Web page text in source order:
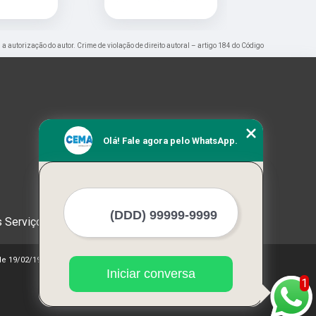
autorização do autor. Crime de violação de direito autoral – artigo 184 do Código
19/02/1998)
1
Olá! Fale agora pelo WhatsApp.
Iniciar conversa